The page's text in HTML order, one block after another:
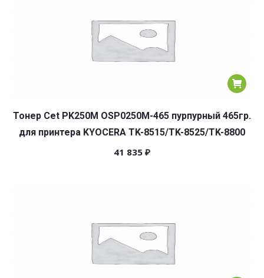
Тонер Cet PK250M OSP0250M-465 пурпурный 465гр.
для принтера KYOCERA TK-8515/TK-8525/TK-8800
41 835 ₽